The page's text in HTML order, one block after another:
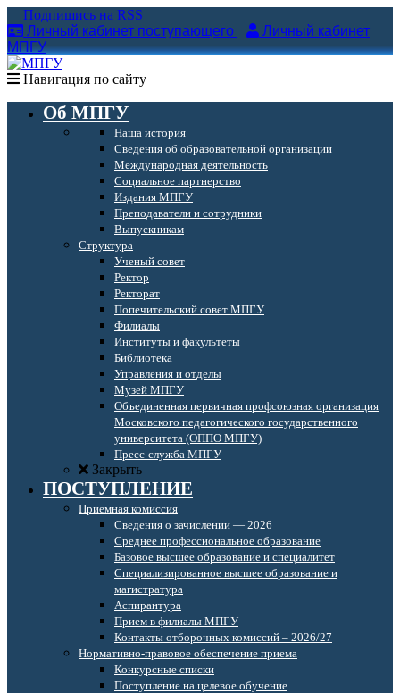
Подпишись на RSS
Личный кабинет поступающего
Личный кабинет
МПГУ
Навигация по сайту
Об МПГУ
Наша история
Сведения об образовательной организации
Международная деятельность
Социальное партнерство
Издания МПГУ
Преподаватели и сотрудники
Выпускникам
Структура
Ученый совет
Ректор
Ректорат
Попечительский совет МПГУ
Филиалы
Институты и факультеты
Библиотека
Управления и отделы
Музей МПГУ
Объединенная первичная профсоюзная организация
Московского педагогического государственного
университета (ОППО МПГУ)
Пресс-служба МПГУ
Закрыть
ПОСТУПЛЕНИЕ
Приемная комиссия
Сведения о зачислении — 2026
Среднее профессиональное образование
Базовое высшее образование и специалитет
Специализированное высшее образование и
магистратура
Аспирантура
Прием в филиалы МПГУ
Контакты отборочных комиссий – 2026/27
Нормативно-правовое обеспечение приема
Конкурсные списки
Поступление на целевое обучение